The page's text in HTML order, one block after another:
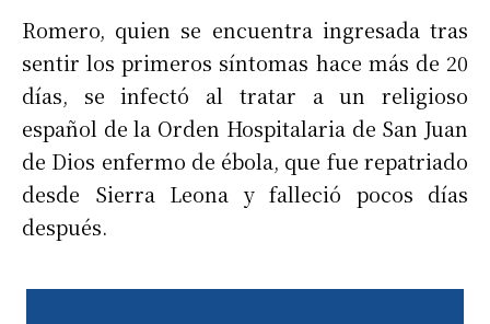
Romero, quien se encuentra ingresada tras
sentir los primeros síntomas hace más de 20
días, se infectó al tratar a un religioso
español de la Orden Hospitalaria de San Juan
de Dios enfermo de ébola, que fue repatriado
desde Sierra Leona y falleció pocos días
después.